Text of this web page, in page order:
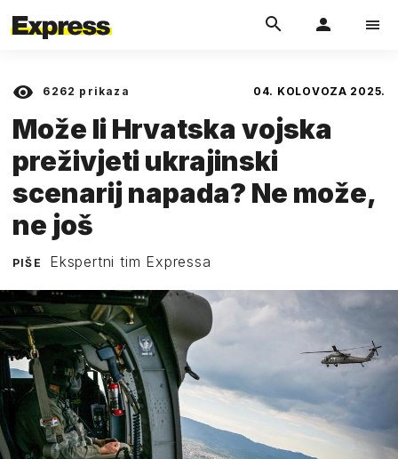
6262 prikaza 04. KOLOVOZA 2025.
Može li Hrvatska vojska
preživjeti ukrajinski
scenarij napada? Ne može,
ne još
PIŠE Ekspertni tim Expressa